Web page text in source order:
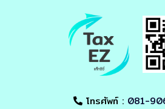
โทรศัพท์ : 081-